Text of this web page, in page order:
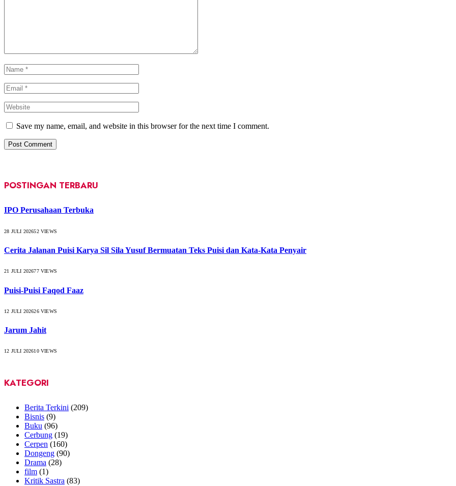
Save my name, email, and website in this browser for the next time I comment.
POSTINGAN TERBARU
IPO Perusahaan Terbuka
28 JULI 202652VIEWS
Cerita Jalanan Puisi Karya Sil Sila Yusuf Bermuatan Teks Puisi dan Kata-Kata Penyair
21 JULI 202677VIEWS
Puisi-Puisi Faqod Faaz
12 JULI 202626VIEWS
Jarum Jahit
12 JULI 202610VIEWS
KATEGORI
Berita Terkini (209)
Bisnis (9)
Buku (96)
Cerbung (19)
Cerpen (160)
Dongeng (90)
Drama (28)
film (1)
Kritik Sastra (83)